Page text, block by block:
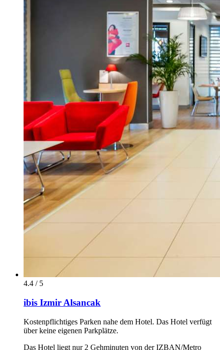
4.4 / 5
ibis Izmir Alsancak
Kostenpflichtiges Parken nahe dem Hotel. Das Hotel verfügt
über keine eigenen Parkplätze.
Das Hotel liegt nur 2 Gehminuten von der IZBAN/Metro